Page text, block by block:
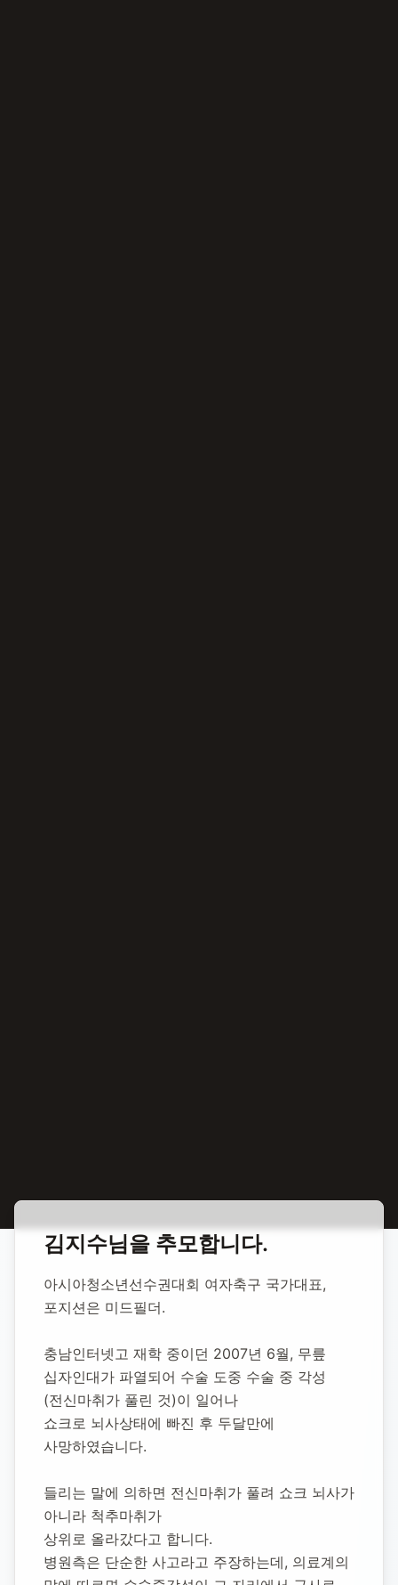
합동 추모 김지수 축구선수
김지수 축구선수
추모소 개설:2020년 11월 24일
42,756
김지수님을 추모합니다.
아시아청소년선수권대회 여자축구 국가대표,
포지션은 미드필더.
충남인터넷고 재학 중이던 2007년 6월, 무릎
십자인대가 파열되어 수술 도중 수술 중 각성
(전신마취가 풀린 것)이 일어나
쇼크로 뇌사상태에 빠진 후 두달만에
사망하였습니다.
들리는 말에 의하면 전신마취가 풀려 쇼크 뇌사가
아니라 척추마취가
상위로 올라갔다고 합니다.
병원측은 단순한 사고라고 주장하는데, 의료계의